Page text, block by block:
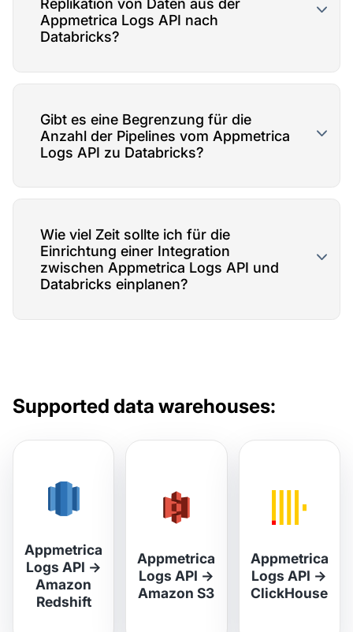
Replikation von Daten aus der
Appmetrica Logs API nach
Databricks?
Gibt es eine Begrenzung für die
Anzahl der Pipelines vom Appmetrica
Logs API zu Databricks?
Wie viel Zeit sollte ich für die
Einrichtung einer Integration
zwischen Appmetrica Logs API und
Databricks einplanen?
Supported data warehouses:
Appmetrica
Logs API →
Amazon
Redshift
Appmetrica
Logs API →
Amazon S3
Appmetrica
Logs API →
ClickHouse